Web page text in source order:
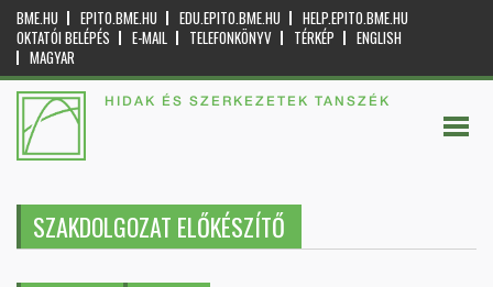
BME.HU EPITO.BME.HU EDU.EPITO.BME.HU
HELP.EPITO.BME.HU
OKTATÓI BELÉPÉS
E-MAIL TELEFONKÖNYV TÉRKÉP
ENGLISH
MAGYAR
HIDAK ÉS SZERKEZETEK TANSZÉK
SZAKDOLGOZAT ELŐKÉSZÍTŐ